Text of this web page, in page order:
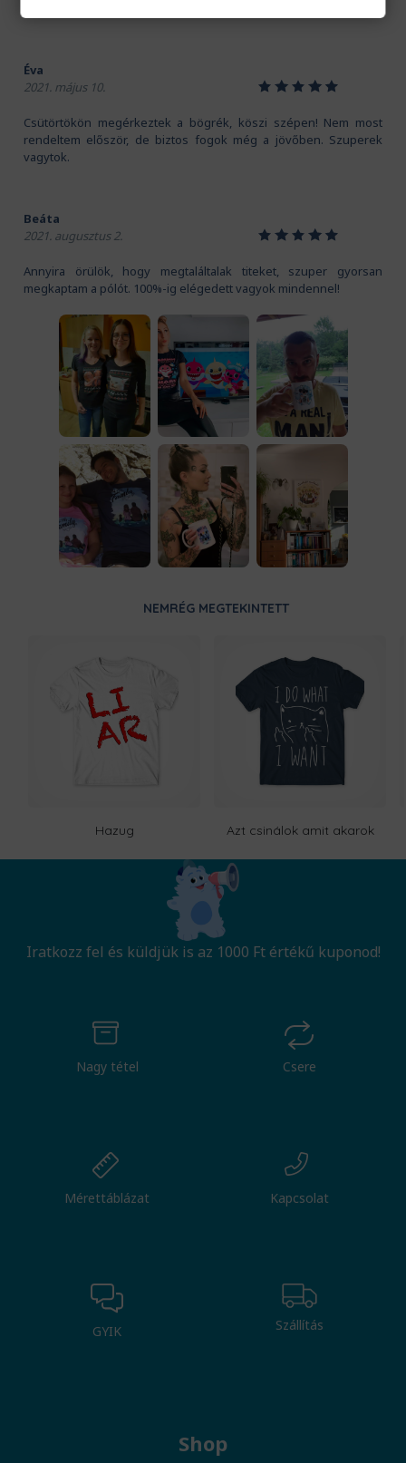
Éva
2021. május 10.
12345
Csütörtökön megérkeztek a bögrék, köszi szépen! Nem most
rendeltem először, de biztos fogok még a jövőben. Szuperek
vagytok.
Beáta
2021. augusztus 2.
12345
Annyira örülök, hogy megtaláltalak titeket, szuper gyorsan
megkaptam a pólót. 100%-ig elégedett vagyok mindennel!
NEMRÉG MEGTEKINTETT
Hazug Azt csinálok amit akarok
Iratkozz fel és küldjük is az 1000 Ft értékű kuponod!
Nagy tétel Csere
Mérettáblázat Kapcsolat
GYIK Szállítás
Shop